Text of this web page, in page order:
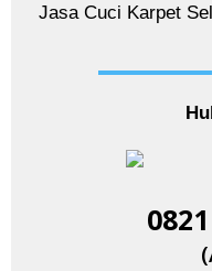
Jasa Cuci Karpet